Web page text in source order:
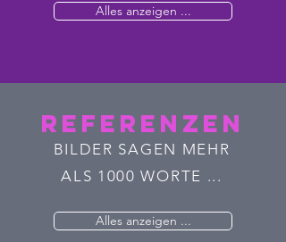
Referenzen
BILDER SAGEN MEHR
ALS 1000 WORTE ...
Alles anzeigen ...
Alles anzeigen ...